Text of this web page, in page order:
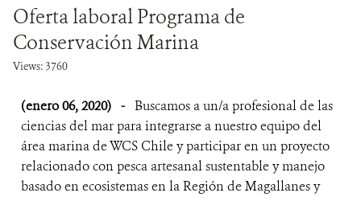
Oferta laboral Programa de
Conservación Marina
Views: 3760
(enero 06, 2020) - Buscamos a un/a profesional de las
ciencias del mar para integrarse a nuestro equipo del
área marina de WCS Chile y participar en un proyecto
relacionado con pesca artesanal sustentable y manejo
basado en ecosistemas en la Región de Magallanes y